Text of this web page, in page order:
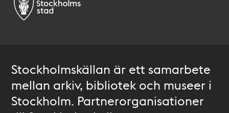
Stockholmskällan är ett samarbete
mellan arkiv, bibliotek och museer i
Stockholm. Partnerorganisationer